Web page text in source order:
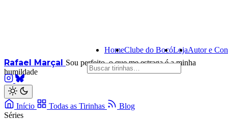
Rafael Marçal Sou perfeito, o que me estraga é a minha
humildade
HomeClube do BocóLojaAutor e
Início Todas as Tirinhas
Blog
Séries